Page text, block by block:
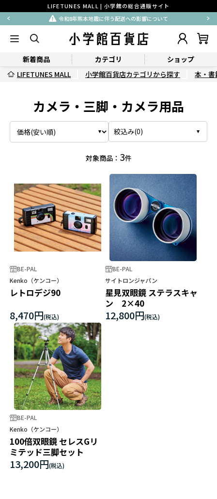
LIFETUNES MALL | 小学館の総合通販サイト
令和8年熊本地震に伴う配送への影響について
新着商品 カテゴリ
ショップ
LIFETUNES MALL
小学館百貨店カテゴリから探す 本・
カメラ・三脚・カメラ用品
絞込み(0)
対象商品： 3件
BE-PAL
Kenko（ケンコー）
レトロデジ90
8,470円
BE-PAL
サイトロンジャパン
星見双眼鏡 ステラスキャ
ン 2×40
12,800円
BE-PAL
Kenko（ケンコー）
100倍双眼鏡 セレスGリ
ミテッド三脚セット
13,200円